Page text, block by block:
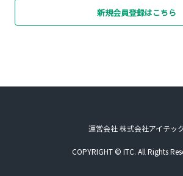
新規会員登録はこちら
運営会社 株式会社アイテッ
COPYRIGHT © ITC. All Rights